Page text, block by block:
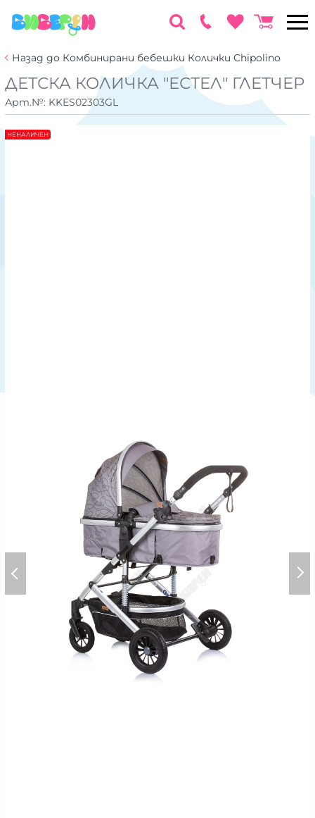
Назад до Комбинирани бебешки Колички Chipolino
ДЕТСКА КОЛИЧКА "ЕСТЕЛ" ГЛЕТЧЕР
Арт.№: KKES02303GL
НЕНАЛИЧЕН